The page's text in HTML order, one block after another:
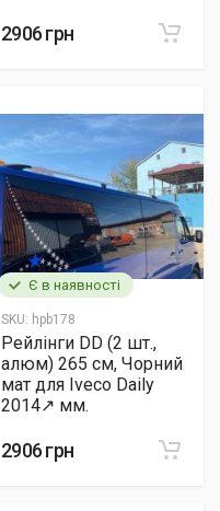
2906 грн
Є в наявності
SKU: hpb178
Рейлінги DD (2 шт.,
алюм) 265 см, Чорний
мат для Iveco Daily
2014↗ мм.
2906 грн